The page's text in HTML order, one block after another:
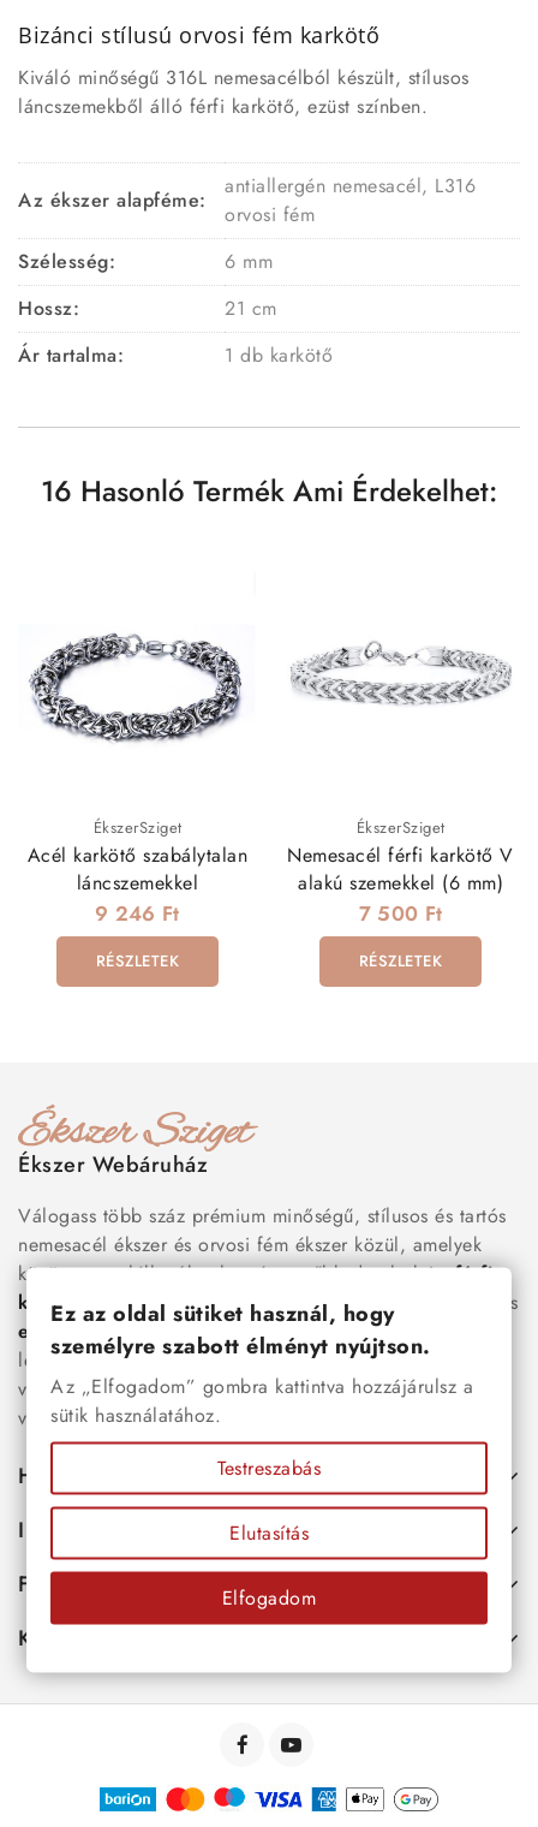
Bizánci stílusú orvosi fém karkötő
Kiváló minőségű 316L nemesacélból készült, stílusos
láncszemekből álló férfi karkötő, ezüst színben.
Az ékszer alapféme:
antiallergén nemesacél, L316
orvosi fém
Szélesség:
6 mm
Hossz:
21 cm
Ár tartalma:
1 db karkötő
16 Hasonló Termék Ami Érdekelhet:
ÉkszerSziget
Acél karkötő szabálytalan
láncszemekkel
9 246 Ft
RÉSZLETEK
ÉkszerSziget
Nemesacél férfi karkötő V
alakú szemekkel (6 mm)
7 500 Ft
RÉSZLETEK
Ékszer Webáruház
Válogass több száz prémium minőségű, stílusos és tartós
nemesacél ékszer és orvosi fém ékszer közül, amelyek
között megtalálhatók a legnépszerűbb darabok is:férfi
karkötők
, női nyakláncok , karikagyűrűk
és
esküvői kiegészítőkegyaránt. Webáruházunkban a
legújabb trendeket követő, mégis időtálló ékszerek közül
választhatsz – legyen szó ajándékról, mindennapi
viseletről vagy különleges alkalmakról.
Hasznos
Információk
Fiókod
Kapcsolat
Ez az oldal sütiket használ, hogy
személyre szabott élményt nyújtson.
Az „Elfogadom” gombra kattintva hozzájárulsz a
sütik használatához.
Testreszabás
Elutasítás
Elfogadom